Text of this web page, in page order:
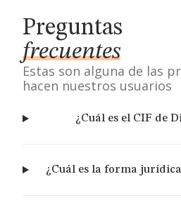
Preguntas
frecuentes
Estas son alguna de las
hacen nuestros usuarios
¿Cuál es el CIF de
¿Cuál es la forma